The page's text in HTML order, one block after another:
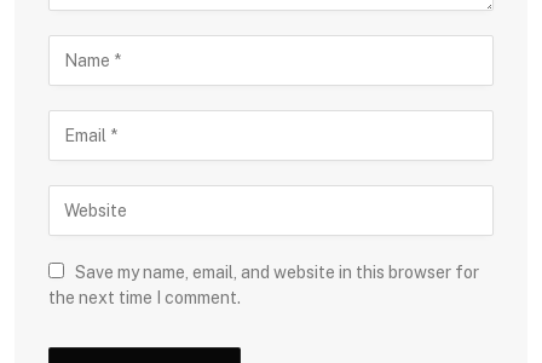
Save my name, email, and website in this browser for
the next time I comment.